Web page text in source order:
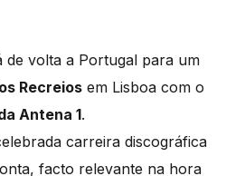
de volta a Portugal para um
Recreios em Lisboa com o
Antena 1.
carreira discográfica
facto relevante na hora